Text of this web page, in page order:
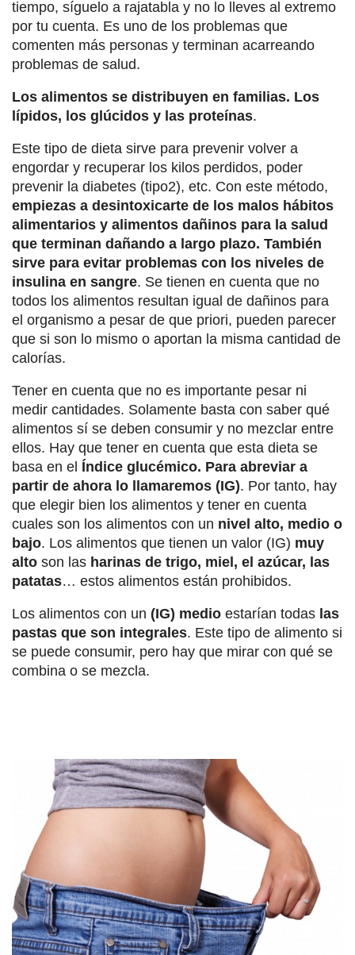
tiempo, síguelo a rajatabla y no lo lleves al extremo
por tu cuenta. Es uno de los problemas que
comenten más personas y terminan acarreando
problemas de salud.
Los alimentos se distribuyen en familias. Los
lípidos, los glúcidos y las proteínas.
Este tipo de dieta sirve para prevenir volver a
engordar y recuperar los kilos perdidos, poder
prevenir la diabetes (tipo2), etc. Con este método,
empiezas a desintoxicarte de los malos hábitos
alimentarios y alimentos dañinos para la salud
que terminan dañando a largo plazo. También
sirve para evitar problemas con los niveles de
insulina en sangre. Se tienen en cuenta que no
todos los alimentos resultan igual de dañinos para
el organismo a pesar de que priori, pueden parecer
que si son lo mismo o aportan la misma cantidad de
calorías.
Tener en cuenta que no es importante pesar ni
medir cantidades. Solamente basta con saber qué
alimentos sí se deben consumir y no mezclar entre
ellos. Hay que tener en cuenta que esta dieta se
basa en el Índice glucémico. Para abreviar a
partir de ahora lo llamaremos (IG). Por tanto, hay
que elegir bien los alimentos y tener en cuenta
cuales son los alimentos con un nivel alto, medio o
bajo. Los alimentos que tienen un valor (IG) muy
alto son las harinas de trigo, miel, el azúcar, las
patatas… estos alimentos están prohibidos.
Los alimentos con un (IG) medio estarían todas las
pastas que son integrales. Este tipo de alimento si
se puede consumir, pero hay que mirar con qué se
combina o se mezcla.